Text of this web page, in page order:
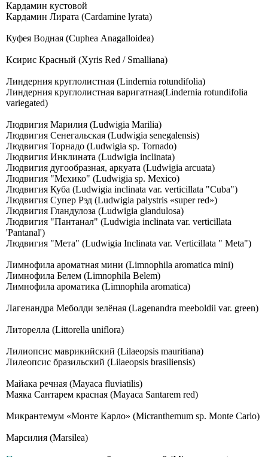
Кардамин кустовой
Кардамин Лирата (Cardamine lyrata)
Куфея Водная (Сuрhеа Аnаgаllоidеа)
Ксирис Красный (Xyris Red / Smalliana)
Линдерния круглолистная (Lindernia rotundifolia)
Линдерния круглолистная варигатная(Lindernia rotundifolia
variegated)
Людвигия Марилия (Ludwigia Marilia)
Людвигия Сенегальская (Ludwigia senegalensis)
Людвигия Торнадо (Ludwigia sp. Tornado)
Людвигия Инклината (Ludwigia inclinata)
Людвигия дугообразная, аркуата (Ludwigia arcuata)
Людвигия "Мехико" (Ludwigia sp. Mexico)
Людвигия Куба (Ludwigia inclinata var. verticillata "Cuba")
Людвигия Супер Рэд (Ludwigia palystris «super red»)
Людвигия Гландулоза (Ludwigia glandulosa)
Людвигия "Пантанал" (Ludwigia inclinata var. verticillata
'Pantanal')
Людвигия "Мета" (Ludwigiа Inсlinаtа vаr. Vеrtiсillаtа " Меtа")
Лимнофила ароматная мини (Limnophila aromatica mini)
Лимнофила Белем (Limnophila Belem)
Лимнофила ароматика (Limnophila aromatica)
Лагенандра Меболди зелёная (Lagenandra meeboldii var. green)
Литорелла (Littorella uniflora)
Лилиопсис маврикийский (Lilaeopsis mauritiana)
Лилеопсис бразильский (Lilaeopsis brasiliensis)
Майака речная (Mayaca fluviatilis)
Маяка Сантарем красная (Mayaca Santarem red)
Микрантемум «Монте Карло» (Micranthemum sp. Monte Carlo)
Марсилия (Marsilea)